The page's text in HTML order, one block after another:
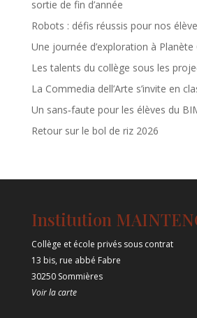
sortie de fin d’année
Robots : défis réussis pour nos
Une journée d’exploration à Planète
Les talents du collège sous les
La Commedia dell’Arte s’invite en
Un sans‑faute pour les élèves du
Retour sur le bol de riz 2026
Institution
Collège et école privés sous contrat
13 bis, rue abbé Fabre
30250 Sommières
Voir la carte